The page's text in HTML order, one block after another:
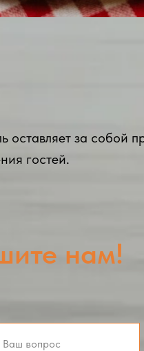
оставляет за собой
гостей.
нам!